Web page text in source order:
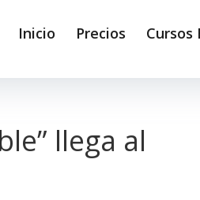
Inicio Precios Cursos
llega al